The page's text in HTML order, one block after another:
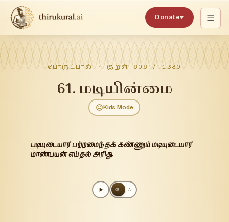
Donate♥
பொருட்பால்· குறள்606 /1330
61. மடியின்மை
Kids Mode
படியுடையார் பற்றமைந்தக் கண்ணும் மடியுடையார்
மாண்பயன் எய்தல் அரிது.
அ A